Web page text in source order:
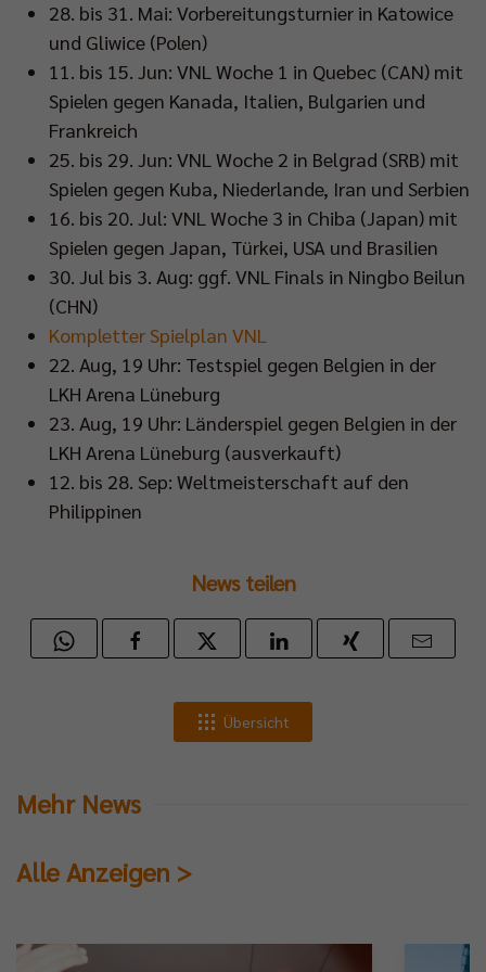
28. bis 31. Mai: Vorbereitungsturnier in Katowice
und Gliwice (Polen)
11. bis 15. Jun: VNL Woche 1 in Quebec (CAN) mit
Spielen gegen Kanada, Italien, Bulgarien und
Frankreich
25. bis 29. Jun: VNL Woche 2 in Belgrad (SRB) mit
Spielen gegen Kuba, Niederlande, Iran und Serbien
16. bis 20. Jul: VNL Woche 3 in Chiba (Japan) mit
Spielen gegen Japan, Türkei, USA und Brasilien
30. Jul bis 3. Aug: ggf. VNL Finals in Ningbo Beilun
(CHN)
Kompletter Spielplan VNL
22. Aug, 19 Uhr: Testspiel gegen Belgien in der
LKH Arena Lüneburg
23. Aug, 19 Uhr: Länderspiel gegen Belgien in der
LKH Arena Lüneburg (ausverkauft)
12. bis 28. Sep: Weltmeisterschaft auf den
Philippinen
News teilen
Übersicht
Mehr News
Alle Anzeigen >